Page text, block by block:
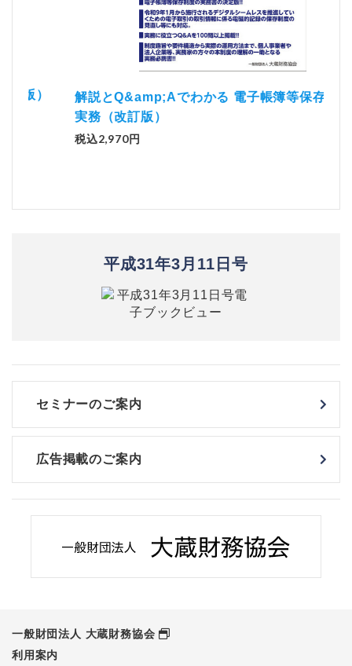
解説とQ&amp;Aでわかる 電子帳簿等保存制度の
実務（改訂版）
税込2,970円
平成31年3月11日号
セミナーのご案内
広告掲載のご案内
一般財団法人 大蔵財務協会
利用案内